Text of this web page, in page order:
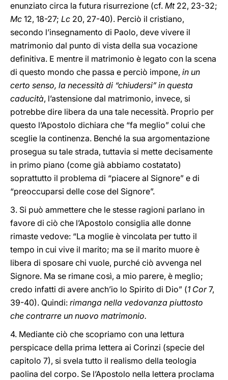
enunziato circa la futura risurrezione (cf. Mt22, 23-32;
Mc 12, 18-27; Lc 20, 27-40). Perciò il cristiano,
secondo l’insegnamento di Paolo, deve vivere il
matrimonio dal punto di vista della sua vocazione
definitiva. E mentre il matrimonio è legato con la scena
di questo mondo che passa e perciò impone, in un
certo senso, la necessità di “chiudersi” in questa
caducità, l’astensione dal matrimonio, invece, si
potrebbe dire libera da una tale necessità. Proprio per
questo l’Apostolo dichiara che “fa meglio” colui che
sceglie la continenza. Benché la sua argomentazione
prosegua su tale strada, tuttavia si mette decisamente
in primo piano (come già abbiamo costatato)
soprattutto il problema di “piacere al Signore” e di
“preoccuparsi delle cose del Signore”.
3. Si può ammettere che le stesse ragioni parlano in
favore di ciò che l’Apostolo consiglia alle donne
rimaste vedove: “La moglie è vincolata per tutto il
tempo in cui vive il marito; ma se il marito muore è
libera di sposare chi vuole, purché ciò avvenga nel
Signore. Ma se rimane così, a mio parere, è meglio;
credo infatti di avere anch’io lo Spirito di Dio” (1 Cor7,
39-40). Quindi: rimanga nella vedovanza piuttosto
che contrarre un nuovo matrimonio.
4. Mediante ciò che scopriamo con una lettura
perspicace della prima lettera ai Corinzi (specie del
capitolo 7), si svela tutto il realismo della teologia
paolina del corpo. Se l’Apostolo nella lettera proclama